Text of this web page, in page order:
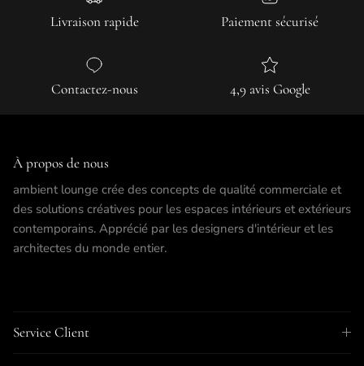
Livraison rapide Paiement sécurisé
Contactez-nous 4,9 avis Google
À propos de nous
ambient lounge crée des concepts de qualité commerciale et
des solutions créatives pour les espaces intérieurs et extérieurs
contemporains. Apprécié par les designers d'intérieur et les
architectes du monde entier.
Service Client